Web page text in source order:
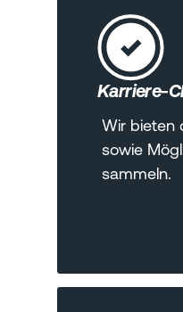
Karriere-
Wir bieten
sowie
sammeln.